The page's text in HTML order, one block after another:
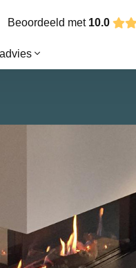
Beoordeeld met 10.0